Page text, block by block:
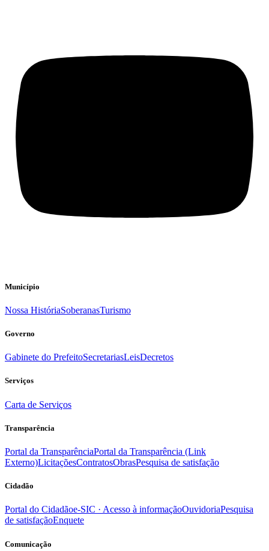
Município
Nossa HistóriaSoberanasTurismo
Governo
Gabinete do PrefeitoSecretariasLeisDecretos
Serviços
Carta de Serviços
Transparência
Portal da TransparênciaPortal da Transparência (Link
Externo)LicitaçõesContratosObrasPesquisa de satisfação
Cidadão
Portal do Cidadãoe-SIC · Acesso à informaçãoOuvidoriaPesquisa
de satisfaçãoEnquete
Comunicação